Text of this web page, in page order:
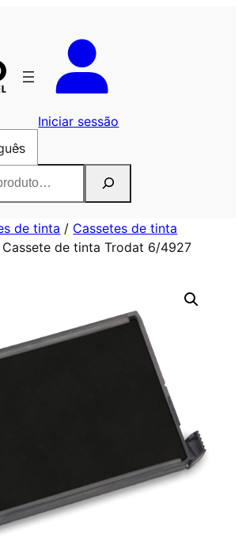
Iniciar sessão
de tinta / Cassetes de tinta
de tinta Trodat 6/4927